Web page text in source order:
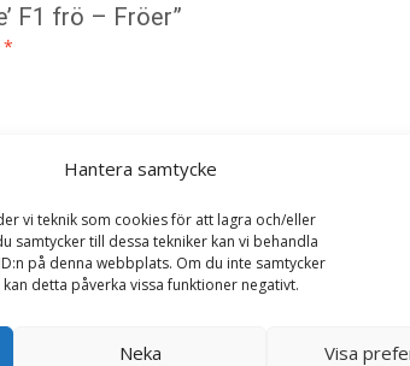
Hantera samtycke
vi teknik som cookies för att lagra och/eller
samtycker till dessa tekniker kan vi behandla
på denna webbplats. Om du inte samtycker
detta påverka vissa funktioner negativt.
Neka Visa
F1 frö – Fröer”
*